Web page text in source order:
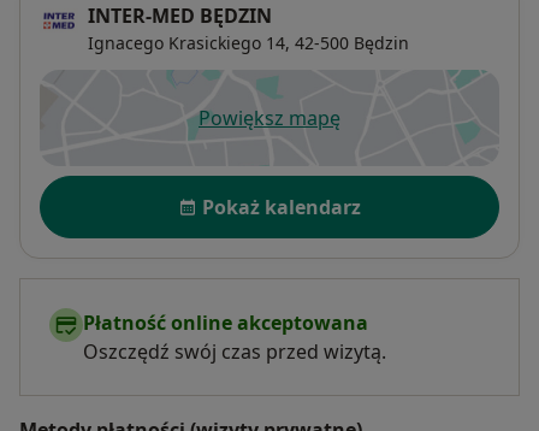
INTER-MED BĘDZIN
Ignacego Krasickiego 14, 42-500 Będzin
Powiększ mapęotwiera się w nowej karcie
Dostępność
Pokaż kalendarz
Płatność online akceptowana
Oszczędź swój czas przed wizytą.